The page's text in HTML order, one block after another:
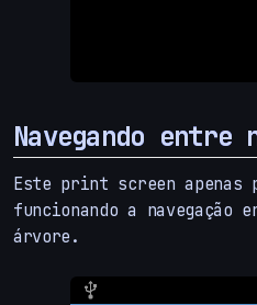
Navegando entre
Este print screen apenas
funcionando a navegação
árvore.